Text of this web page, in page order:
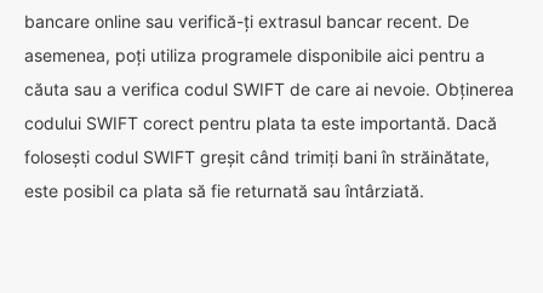
bancare online sau verifică-ți extrasul bancar recent. De
asemenea, poți utiliza programele disponibile aici pentru a
căuta sau a verifica codul SWIFT de care ai nevoie. Obținerea
codului SWIFT corect pentru plata ta este importantă. Dacă
folosești codul SWIFT greșit când trimiți bani în străinătate,
este posibil ca plata să fie returnată sau întârziată.